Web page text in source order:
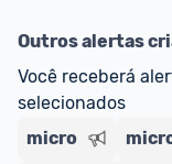
E lembre-se:
comunidade
nossos Admins
comentário ou
Outros alertas
Você receberá
selecionados
micro